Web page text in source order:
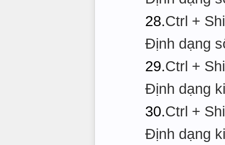
28.Ctrl +
Định dạng
29.Ctrl +
Định dạng
30.Ctrl +
Định dạng